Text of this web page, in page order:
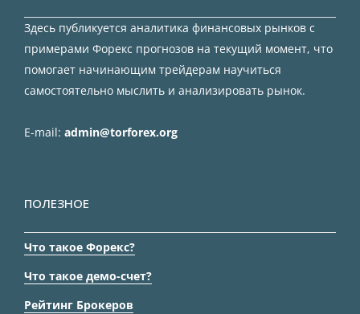
Здесь публикуется аналитика финансовых рынков с
примерами Форекс прогнозов на текущий момент, что
помогает начинающим трейдерам научиться
самостоятельно мыслить и анализировать рынок.
E-mail: admin@torforex.org
ПОЛЕЗНОЕ
Что такое Форекс?
Что такое демо-счет?
Рейтинг Брокеров